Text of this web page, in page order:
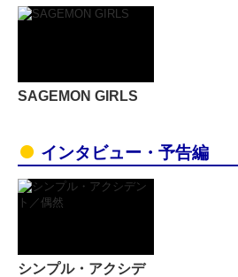
SAGEMON GIRLS
インタビュー・予告編
シンプル・アクシデ